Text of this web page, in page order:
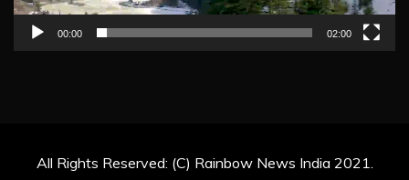
00:00 02:00
All Rights Reserved: (C) Rainbow News India 2021.